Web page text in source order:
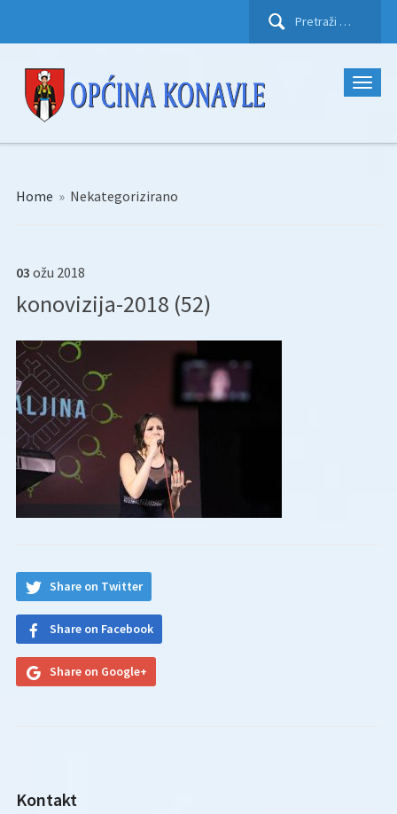
Pretraži:
Home » Nekategorizirano
03 ožu 2018
konovizija-2018 (52)
Share on Twitter
Share on Facebook
Share on Google+
Kontakt